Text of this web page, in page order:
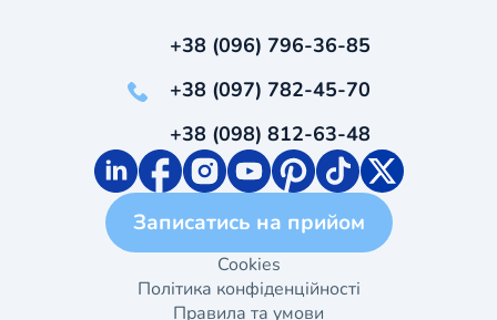
+38 (096) 796-36-85
+38 (097) 782-45-70
+38 (098) 812-63-48
Записатись на прийом
Cookies
Політика конфіденційності
Правила та умови